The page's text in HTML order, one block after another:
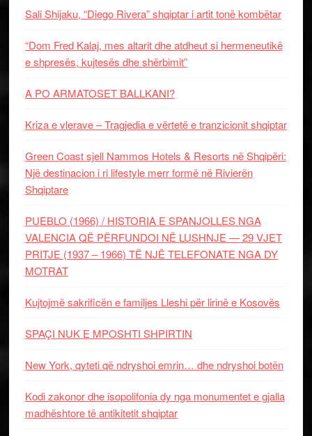
Sali Shijaku, “Diego Rivera” shqiptar i artit tonë kombëtar
“Dom Fred Kalaj, mes altarit dhe atdheut si hermeneutikë
e shpresës, kujtesës dhe shërbimit”
A PO ARMATOSET BALLKANI?
Kriza e vlerave – Tragjedia e vërtetë e tranzicionit shqiptar
Green Coast sjell Nammos Hotels & Resorts në Shqipëri:
Një destinacion i ri lifestyle merr formë në Rivierën
Shqiptare
PUEBLO (1966) / HISTORIA E SPANJOLLES NGA
VALENCIA QË PËRFUNDOI NË LUSHNJE — 29 VJET
PRITJE (1937 – 1966) TË NJË TELEFONATE NGA DY
MOTRAT
Kujtojmë sakrificën e familjes Lleshi për lirinë e Kosovës
SPAÇI NUK E MPOSHTI SHPIRTIN
New York, qyteti që ndryshoi emrin… dhe ndryshoi botën
Kodi zakonor dhe isopolifonia dy nga monumentet e gjalla
madhështore të antikitetit shqiptar